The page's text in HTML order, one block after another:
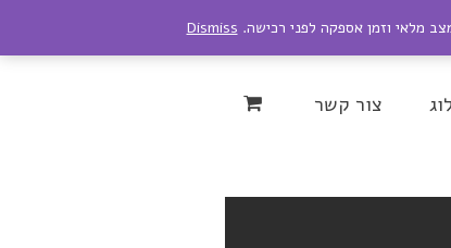
צור קשר
מלאי וזמן אספקה לפני רכישה. Dismiss